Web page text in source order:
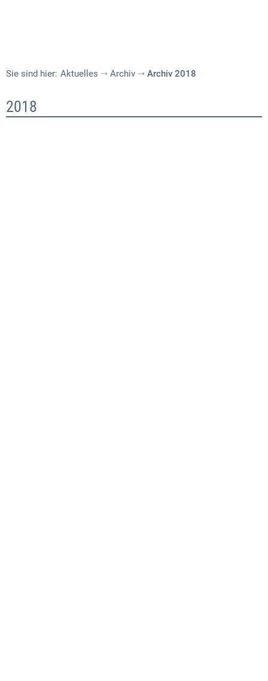
Sie sind hier: Aktuelles Archiv Archiv 2018
Archiv
2018